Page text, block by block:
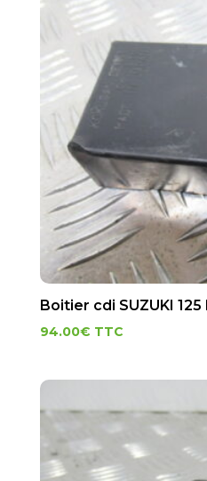
Boitier cdi SUZUKI 125
94.00€ TTC